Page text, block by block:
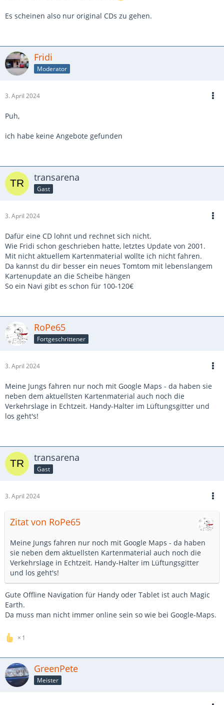
Es scheinen also nur original CDs zu gehen.
Fridi
Moderator
3. April 2024
Puh,
ich habe keine Angebote gefunden
transarena
Gast
3. April 2024
Dafür eine CD lohnt und rechnet sich nicht.
Wie Fridi schon geschrieben hatte, letztes Update von 2001.
Mit nicht aktuellem Kartenmaterial wollte ich nicht fahren.
Da kannst du dir besser ein neues Tomtom mit lebenslangem
Kartenupdate an die Scheibe hängen
So ein Navi gibt es schon für 100-120€
RoPe65
Fortgeschrittener
3. April 2024
Meine Jungs fahren nur noch mit Google Maps - da haben sie
neben dem aktuellsten Kartenmaterial auch noch die
Verkehrslage in Echtzeit. Handy-Halter im Lüftungsgitter und
los geht's!
transarena
Gast
3. April 2024
Zitat von RoPe65
Meine Jungs fahren nur noch mit Google Maps - da haben
sie neben dem aktuellsten Kartenmaterial auch noch die
Verkehrslage in Echtzeit. Handy-Halter im Lüftungsgitter
und los geht's!
Gute Offline Navigation für Handy oder Tablet ist auch Magic
Earth.
Da muss man nicht immer online sein so wie bei Google-Maps.
1
GreenPete
Meister